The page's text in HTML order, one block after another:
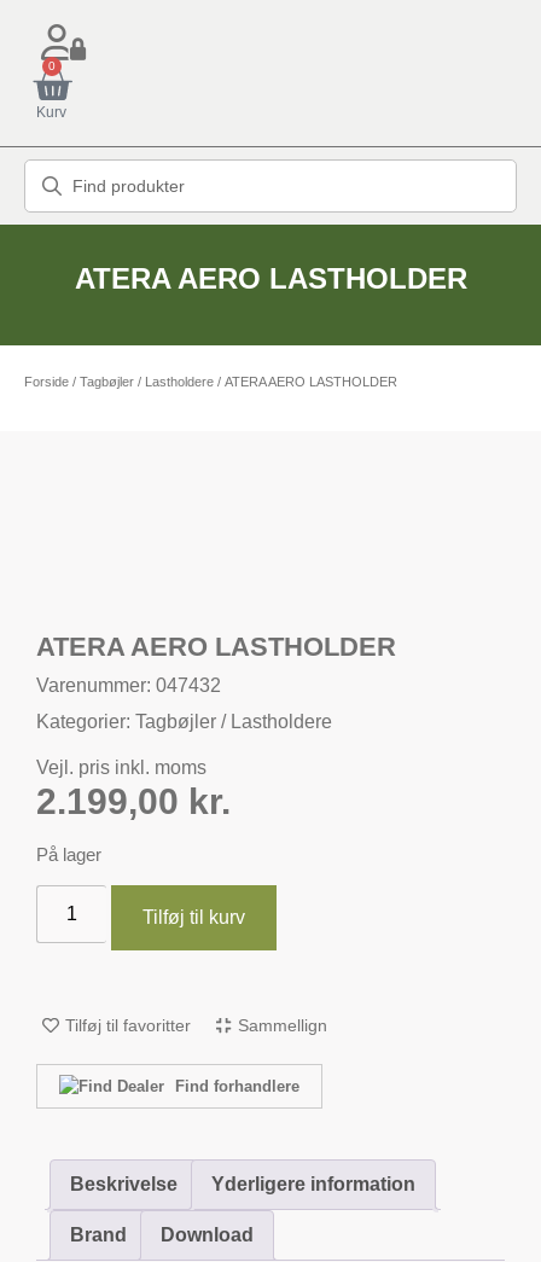
0
Kurv
ATERA AERO LASTHOLDER
Forside / Tagbøjler / Lastholdere / ATERA AERO LASTHOLDER
ATERA AERO LASTHOLDER
Varenummer: 047432
Kategorier: Tagbøjler / Lastholdere
Vejl. pris inkl. moms
2.199,00 kr.
På lager
Tilføj til kurv
Tilføj til favoritter Sammellign
Find forhandlere
Beskrivelse Yderligere information
Brand Download